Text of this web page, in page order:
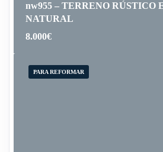
nw955 – TERRENO RÚSTICO
NATURAL
8.000€
PARA REFORMAR